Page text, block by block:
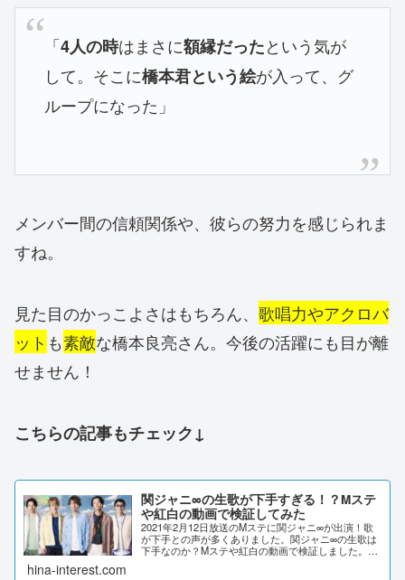
「4人の時はまさに額縁だったという気が
して。そこに橋本君という絵が入って、グ
ループになった」
メンバー間の信頼関係や、彼らの努力を感じられま
すね。
見た目のかっこよさはもちろん、 歌唱力やアクロバ
ット も素敵な橋本良亮さん。今後の活躍にも目が離
せません！
こちらの記事もチェック↓
関ジャニ∞の生歌が下手すぎる！？Mステ
や紅白の動画で検証してみた
2021年2月12日放送のMステに関ジャニ∞が出演！歌
が下手との声が多くありました。関ジャニ∞の生歌は
下手なのか？Mステや紅白の動画で検証しました。関
hina-interest.com